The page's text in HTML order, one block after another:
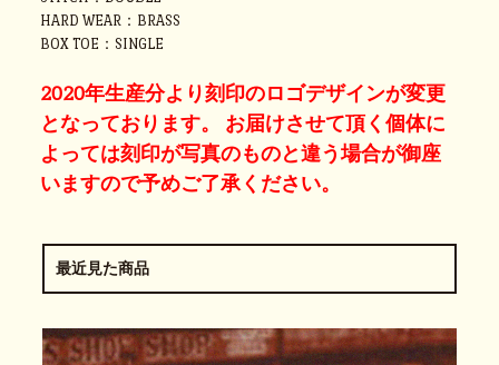
HARD WEAR：BRASS
BOX TOE：SINGLE
2020年生産分より刻印のロゴデザインが変更
となっております。 お届けさせて頂く個体に
よっては刻印が写真のものと違う場合が御座
いますので予めご了承ください。
最近見た商品